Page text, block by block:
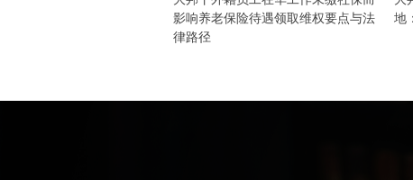
影响养老保险待遇领取维权要点与法
律路径
地